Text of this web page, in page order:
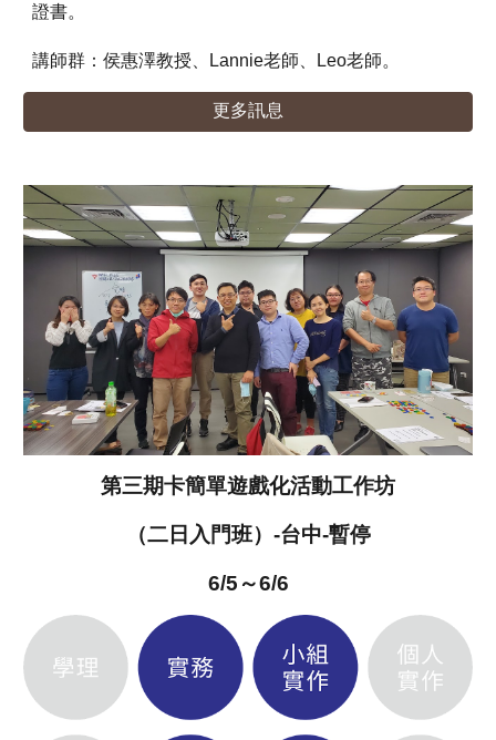
證書。
講師群：侯惠澤教授、Lannie老師、Leo老師。
更多訊息
第三期卡簡單遊戲化活動工作坊
（二日入門班）-台中-暫停
6/5～6/6